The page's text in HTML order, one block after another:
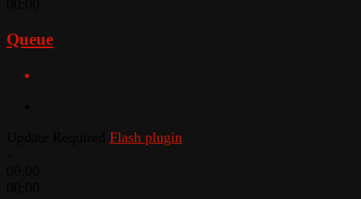
Queue
Flash plugin